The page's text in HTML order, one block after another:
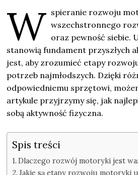
W spieranie rozwoju
wszechstronnego
oraz pewność siebie.
stanowią fundament przyszłych
jest, aby zrozumieć etapy
potrzeb najmłodszych. Dzięki
odpowiedniemu sprzętowi,
artykule przyjrzymy się, jak
sobą aktywność fizyczna.
Spis treści
Dlaczego rozwój motoryki jest
Jakie są etapy rozwoju motoryki